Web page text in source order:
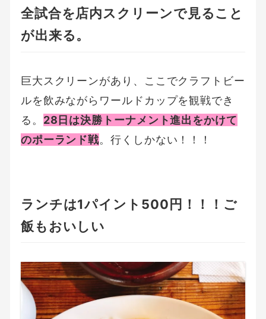
全試合を店内スクリーンで見ること
が出来る。
巨大スクリーンがあり、ここでクラフトビー
ルを飲みながらワールドカップを観戦でき
る。 28日は決勝トーナメント進出をかけて
のポーランド戦。行くしかない！！！
ランチは1パイント500円！！！ご
飯もおいしい